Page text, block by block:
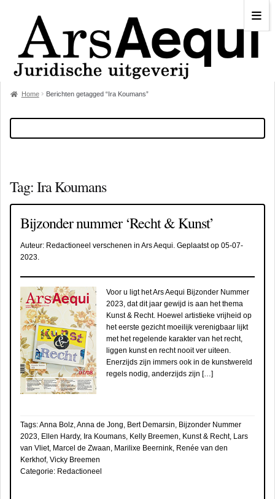
Home Berichten getagged “Ira Koumans”
Tag:Ira Koumans
Bijzonder nummer ‘Recht & Kunst’
Auteur: Redactioneel verschenen in Ars Aequi. Geplaatst op 05-07-
2023.
Voor u ligt het Ars Aequi Bijzonder Nummer
2023, dat dit jaar gewijd is aan het thema
Kunst & Recht. Hoewel artistieke vrijheid op
het eerste gezicht moeilijk verenigbaar lijkt
met het regelende karakter van het recht,
liggen kunst en recht nooit ver uiteen.
Enerzijds zijn immers ook in de kunstwereld
regels nodig, anderzijds zijn […]
Tags:Anna Bolz Anna de Jong Bert Demarsin Bijzonder Nummer
2023 Ellen Hardy, Ira Koumans Kelly Breemen Kunst & Recht, Lars
van Vliet, Marcel de Zwaan Marilixe Beernink Renée van den
Kerkhof, Vicky Breemen
Categorie: Redactioneel